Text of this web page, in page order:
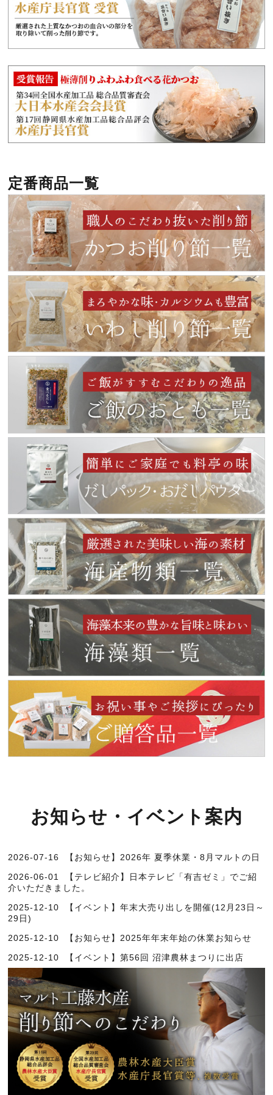
定番商品一覧
お知らせ・イベント案内
2026-07-16
【お知らせ】2026年 夏季休業・8月マルトの日
2026-06-01
【テレビ紹介】日本テレビ「有吉ゼミ」でご紹
介いただきました。
2025-12-10
【イベント】年末大売り出しを開催(12月23日～
29日)
2025-12-10
【お知らせ】2025年年末年始の休業お知らせ
2025-12-10
【イベント】第56回 沼津農林まつりに出店